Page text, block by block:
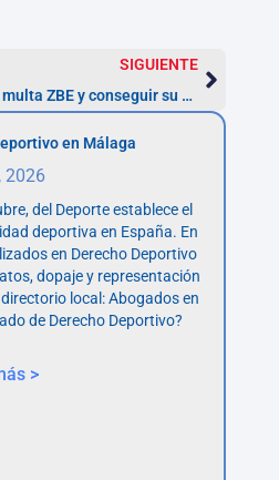
SIGUIENTE
Cómo demostrar la ilegalidad de tu multa ZBE y conseguir su anulación
en Málaga
2026
del Deporte establece el
deportiva en España. En
en Derecho Deportivo
dopaje y representación
local: Abogados en
de Derecho Deportivo?
>